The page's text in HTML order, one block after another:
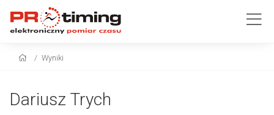
Wyniki
Dariusz Trych